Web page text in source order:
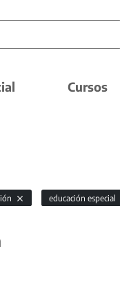
Cursos
educación especial